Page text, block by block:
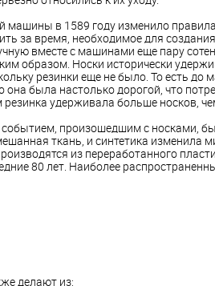
машины в 1589 году изменило
за время, необходимое для
вместе с машинами еще пару
образом. Носки исторически
резинки еще не было. То есть
она была настолько дорогой, что
резинка удерживала больше носков,
произошедшим с носками,
ткань, и синтетика изменила
из переработанного
80 лет. Наиболее
делают из: